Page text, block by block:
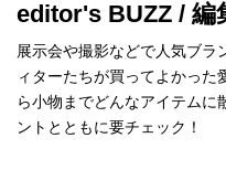
editor's BUZZ / 編
展示会や撮影などで人気ブラ
ィターたちが買ってよかっ
ら小物までどんなアイテムに
ントとともに要チェック！